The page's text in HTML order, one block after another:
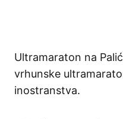
Ultramaraton na
vrhunske
inostranstva.